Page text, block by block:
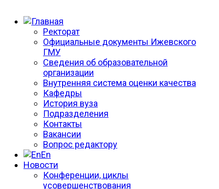
Ректорат
Официальные документы Ижевского
ГМУ
Сведения об образовательной
организации
Внутренняя система оценки качества
Кафедры
История вуза
Подразделения
Контакты
Вакансии
Вопрос редактору
En
Новости
Конференции, циклы
усовершенствования